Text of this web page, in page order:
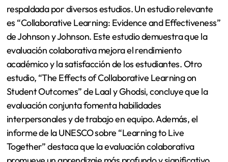
respaldada por diversos estudios. Un estudio relevante
es “Collaborative Learning: Evidence and Effectiveness”
de Johnson y Johnson. Este estudio demuestra que la
evaluación colaborativa mejora el rendimiento
académico y la satisfacción de los estudiantes. Otro
estudio, “The Effects of Collaborative Learning on
Student Outcomes” de Laal y Ghodsi, concluye que la
evaluación conjunta fomenta habilidades
interpersonales y de trabajo en equipo. Además, el
informe de la UNESCO sobre “Learning to Live
Together” destaca que la evaluación colaborativa